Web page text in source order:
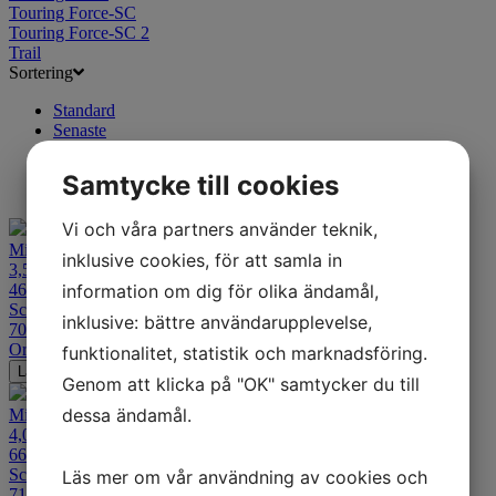
Touring Force-SC
Touring Force-SC 2
Trail
Sortering
Standard
Senaste
Dyrast
Mitas B13 WW
3,50-8
46J TT Fram/Bak
Scooter
709
Ord. pris:845kr -16%
Lägg i varukorgen
Mitas B13 WW
4,00-8
66J TT Fram/Bak
Scooter
Samtycke till cookies
Vi och våra partners använder teknik,
inklusive cookies, för att samla in
information om dig för olika ändamål,
inklusive: bättre användarupplevelse,
funktionalitet, statistik och marknadsföring.
Genom att klicka på "OK" samtycker du till
dessa ändamål.
Läs mer om vår användning av cookies och